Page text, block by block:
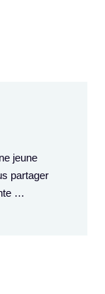
jeune
partager
…